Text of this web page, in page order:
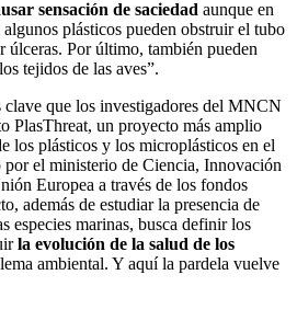
sensación de saciedad aunque en
plásticos pueden obstruir el tubo
Por último, también pueden
tejidos de las aves”.
clave que los investigadores del MNCN
PlasThreat, un proyecto más amplio
los plásticos y los microplásticos en el
el ministerio de Ciencia, Innovación
Europea a través de los fondos
además de estudiar la presencia de
especies marinas, busca definir los
la evolución de la salud de los
ambiental. Y aquí la pardela vuelve